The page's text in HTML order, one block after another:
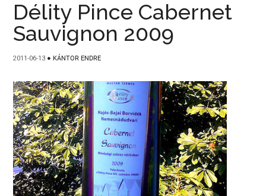
Délity Pince Cabernet
Sauvignon 2009
2011-06-13 ● KÁNTOR ENDRE